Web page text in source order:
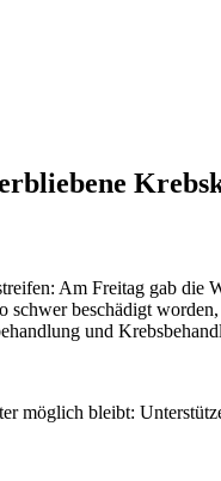
Am Freitag gab die
schwer beschädigt
und
möglich bleibt: